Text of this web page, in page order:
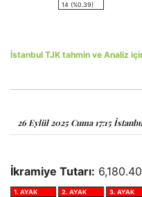
14 (%0.39)
İstanbul TJK tahmin ve Analiz
26 Eylül 2025 Cuma 17:15
İkramiye Tutarı:
1. AYAK
2. AYAK
3. AYAK